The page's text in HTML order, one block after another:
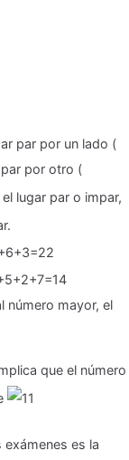
par por un lado (
por otro (
lugar par o impar,
número mayor, el
que el número
es la